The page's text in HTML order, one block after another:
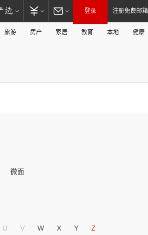
登录 注册免费邮箱
旅游 房产 家居 教育 本地 健康
微面
U V W X Y Z